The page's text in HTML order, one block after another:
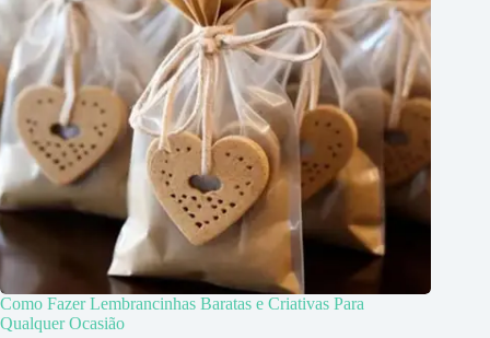
Como Fazer Lembrancinhas Baratas e Criativas Para
Qualquer Ocasião